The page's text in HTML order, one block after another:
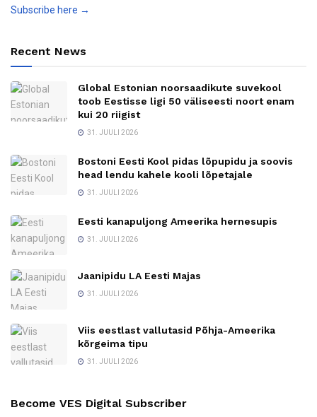
Subscribe here →
Recent News
Global Estonian noorsaadikute suvekool
toob Eestisse ligi 50 väliseesti noort enam
kui 20 riigist
31. JUULI 2026
Bostoni Eesti Kool pidas lõpupidu ja soovis
head lendu kahele kooli lõpetajale
31. JUULI 2026
Eesti kanapuljong Ameerika hernesupis
31. JUULI 2026
Jaanipidu LA Eesti Majas
31. JUULI 2026
Viis eestlast vallutasid Põhja-Ameerika
kõrgeima tipu
31. JUULI 2026
Become VES Digital Subscriber